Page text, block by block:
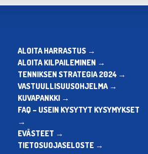
ALOITA HARRASTUS →
ALOITA KILPAILEMINEN →
TENNIKSEN STRATEGIA 2024 →
VASTUULLISUUSOHJELMA →
KUVAPANKKI →
FAQ – USEIN KYSYTYT KYSYMYKSET
→
EVÄSTEET →
TIETOSUOJASELOSTE →